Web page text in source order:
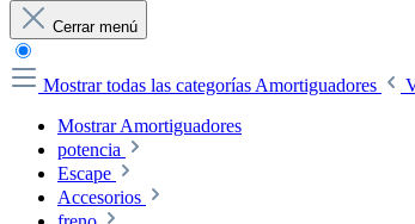
Cerrar menú
Mostrar todas las categorías Amortiguadores
Mostrar Amortiguadores
potencia
Escape
Accesorios